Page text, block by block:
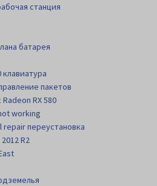
станция
батарея
клавиатура
пакетов
RX 580
working
переустановка
R2